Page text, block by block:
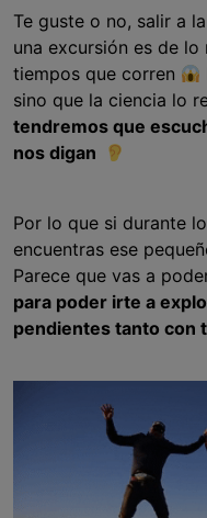
Te guste o no, salir a
una excursión es de
tiempos que corren
sino que la ciencia lo
tendremos que
nos digan
Por lo que si durante
encuentras ese
Parece que vas a
para poder irte a
pendientes tanto con